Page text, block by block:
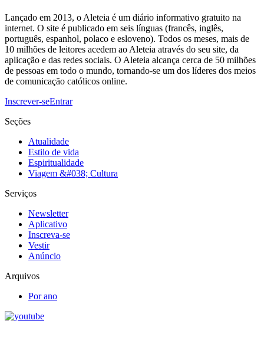
Lançado em 2013, o Aleteia é um diário informativo gratuito na
internet. O site é publicado em seis línguas (francês, inglês,
português, espanhol, polaco e esloveno). Todos os meses, mais de
10 milhões de leitores acedem ao Aleteia através do seu site, da
aplicação e das redes sociais. O Aleteia alcança cerca de 50 milhões
de pessoas em todo o mundo, tornando-se um dos líderes dos meios
de comunicação católicos online.
Inscrever-seEntrar
Seções
Atualidade
Estilo de vida
Espiritualidade
Viagem &#038; Cultura
Serviços
Newsletter
Aplicativo
Inscreva-se
Vestir
Anúncio
Arquivos
Por ano